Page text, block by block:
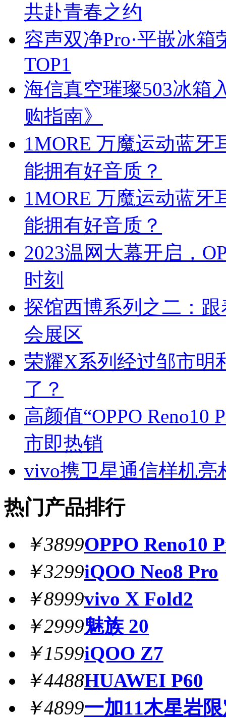
共赴青春之约
容声双净Pro·平嵌冰
TOP1
海信真空璀璨503冰箱
购指南》
1MORE 万魔运动蓝牙
能拥有好音质？
1MORE 万魔运动蓝牙
能拥有好音质？
2023温网大幕开启，
时刻
探馆西博系列之二：
会展区
荣耀X系列经过邹市明
了？
高颜值“OPPO Reno10
市即热销
vivo携卫星通信样机亮
热门产品排行
￥3899OPPO Reno10
￥3299iQOO Neo8 Pro
￥8999vivo X Fold2
￥2999魅族 20
￥1599iQOO Z7
￥4488HUAWEI P60
￥4899一加11木星岩